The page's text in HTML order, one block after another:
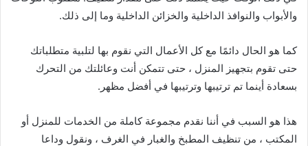
والأبواب والنوافذ الداخلية والخزائن الداخلية وما إلى ذلك.
كما هو الحال دائمًا مع كل الأعمال التي نقوم بها لتلبية متطلباتك
حتى تقوم بتجهيز المنزل ، حتى تتمكن أنت وعائلتك من التحرك
بسعادة أينما تم ترتيبها وترتيبها في أفضل مظهر.
هذا هو السبب في أننا نقدم مجموعة كاملة من الخدمات للمنزل أو
المكتب ، من تنظيف المطبخ والغبار في الغرف ، ونقول وداعا